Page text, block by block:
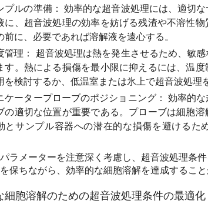
プルの準備： 効率的な超音波処理には、適切
に、超音波処理の効率を妨げる残渣や不溶性
前に、必要であれば溶解液を遠心する。
管理： 超音波処理は熱を発生させるため、敏
す。熱による損傷を最小限に抑えるには、温
を検討するか、低温室または氷上で超音波処理
ケータープローブのポジショニング： 効率的
の適切な位置が重要である。プローブは細胞
とサンプル容器への潜在的な損傷を避けるた
ラメーターを注意深く考慮し、超音波処理条
保ちながら、効率的な細胞溶解を達成すること
細胞溶解のための超音波処理条件の最適化